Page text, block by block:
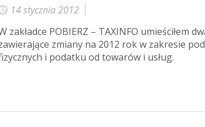
14 stycznia 2012
zakładce POBIERZ – TAXINFO umieściłem
zmiany na 2012 rok w zakresie
i podatku od towarów i usług.